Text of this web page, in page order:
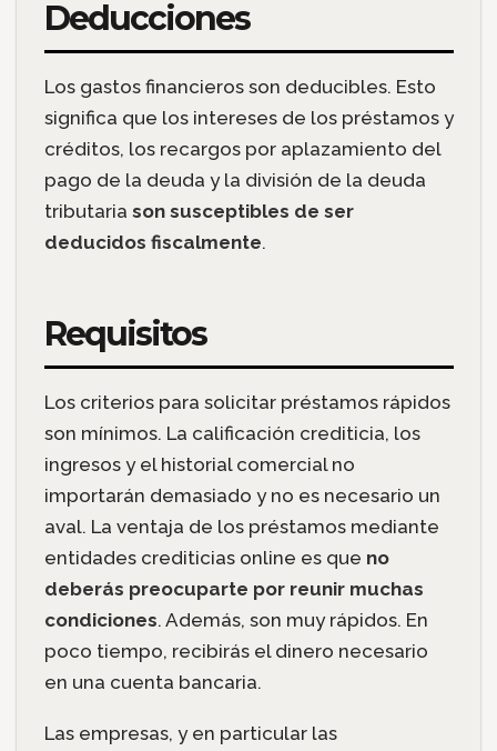
Deducciones
Los gastos financieros son deducibles. Esto
significa que los intereses de los préstamos y
créditos, los recargos por aplazamiento del
pago de la deuda y la división de la deuda
tributaria son susceptibles de ser
deducidos fiscalmente.
Requisitos
Los criterios para solicitar préstamos rápidos
son mínimos. La calificación crediticia, los
ingresos y el historial comercial no
importarán demasiado y no es necesario un
aval. La ventaja de los préstamos mediante
entidades crediticias online es que no
deberás preocuparte por reunir muchas
condiciones. Además, son muy rápidos. En
poco tiempo, recibirás el dinero necesario
en una cuenta bancaria.
Las empresas, y en particular las